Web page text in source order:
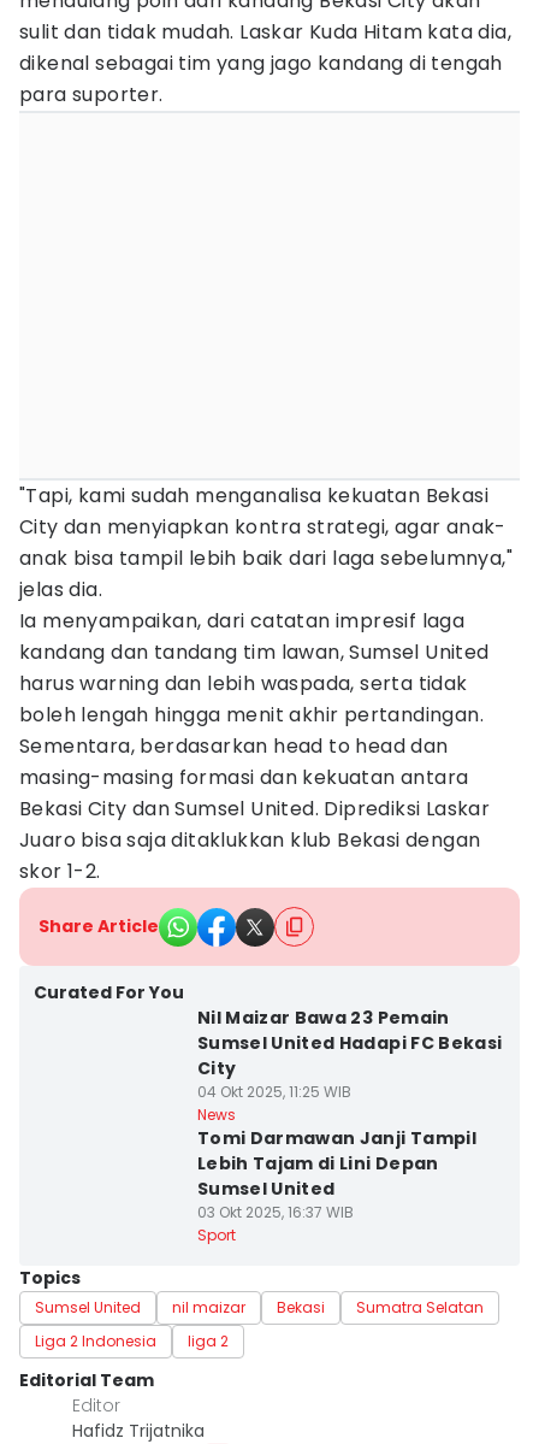
sulit dan tidak mudah. Laskar Kuda Hitam kata dia,
dikenal sebagai tim yang jago kandang di tengah
para suporter.
"Tapi, kami sudah menganalisa kekuatan Bekasi
City dan menyiapkan kontra strategi, agar anak-
anak bisa tampil lebih baik dari laga sebelumnya,"
jelas dia.
Ia menyampaikan, dari catatan impresif laga
kandang dan tandang tim lawan, Sumsel United
harus warning dan lebih waspada, serta tidak
boleh lengah hingga menit akhir pertandingan.
Sementara, berdasarkan head to head dan
masing-masing formasi dan kekuatan antara
Bekasi City dan Sumsel United. Diprediksi Laskar
Juaro bisa saja ditaklukkan klub Bekasi dengan
skor 1-2.
Share Article
Curated For You
Nil Maizar Bawa 23 Pemain
Sumsel United Hadapi FC Bekasi
City
04 Okt 2025, 11:25 WIB
News
Tomi Darmawan Janji Tampil
Lebih Tajam di Lini Depan
Sumsel United
03 Okt 2025, 16:37 WIB
Sport
Topics
Sumsel United nil maizar Bekasi
Sumatra Selatan
Liga 2 Indonesia
liga 2
Editorial Team
Editor
Hafidz Trijatnika